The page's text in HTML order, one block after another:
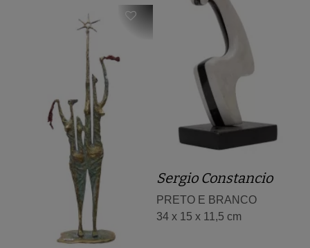
Sergio Constancio
PRETO E BRANCO
34 x 15 x 11,5 cm